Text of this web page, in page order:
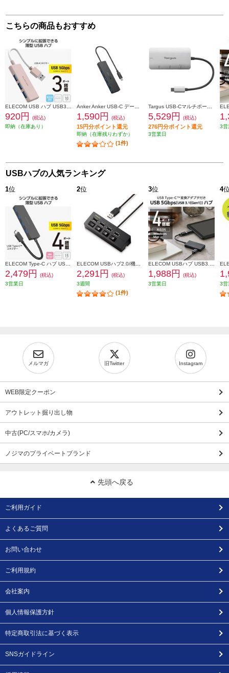
こちらの商品もおすすめ
920円
(税込)
即納（在庫あり）
1,590円 (税込)
15円分ポイント還元
即納（在庫残りわずか）
(1件)
5,529円 (税込)
276円分ポイント還元
3営業日
3営
USBハブの人気ランキング
1位
2,479円
(税込)
3営業日
2位
2,291円
(税込)
3週間
(1件)
3位
1,988円
(税込)
3営業日
4
3営
メルマガ 旧Twitter Instagram
WEB限定クーポン
アウトレット掘り出し物
中古(PC/スマホ/カメラ)
ノジマのプライベートブランド
先頭へ戻る
ご利用ガイド
よくあるご質問
お問い合わせ
ご利用規約
会社案内
個人情報保護方針
特定商取引法に基づく表示
SNSガイドライン